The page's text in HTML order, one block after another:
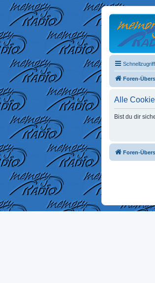
Schnellzugriff
Foren-
Alle
Bist du dir
Foren-